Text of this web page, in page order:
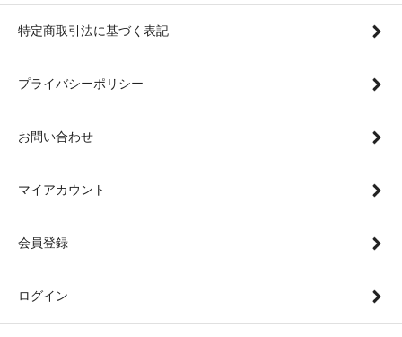
特定商取引法に基づく表記
プライバシーポリシー
お問い合わせ
マイアカウント
会員登録
ログイン